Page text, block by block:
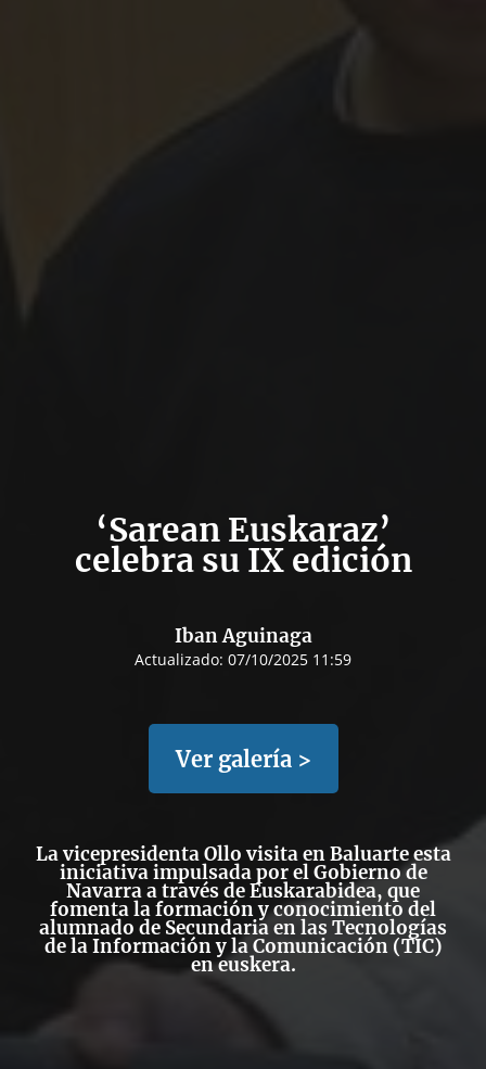
‘Sarean Euskaraz’
celebra su IX edición
Iban Aguinaga
Actualizado: 07/10/2025 11:59
Ver galería >
La vicepresidenta Ollo visita en Baluarte esta
iniciativa impulsada por el Gobierno de
Navarra a través de Euskarabidea, que
fomenta la formación y conocimiento del
alumnado de Secundaria en las Tecnologías
de la Información y la Comunicación (TIC)
en euskera.